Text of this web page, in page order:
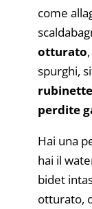
come
otturato
spurghi,
perdite
Hai una
hai il
bidet
otturato,